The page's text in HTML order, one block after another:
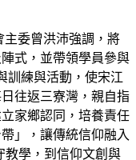
主委曾洪沛強調，將
式，並帶領學員參與
訓練與活動，使宋江
往返三寮灣，親自指
家鄉認同，培養責任
」，讓傳統信仰融入
教學，到信仰文創與